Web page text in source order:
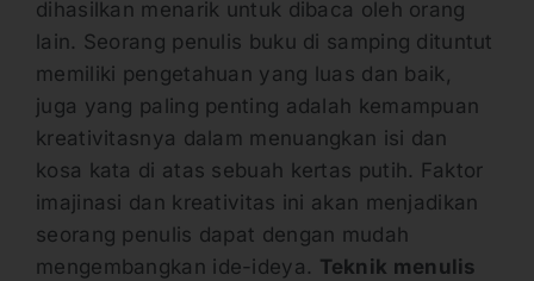
dihasilkan menarik untuk dibaca oleh orang
lain. Seorang penulis buku di samping dituntut
memiliki pengetahuan yang luas dan baik,
juga yang paling penting adalah kemampuan
kreativitasnya dalam menuangkan isi dan
kosa kata di atas sebuah kertas putih. Faktor
imajinasi dan kreativitas ini akan menjadikan
seorang penulis dapat dengan mudah
mengembangkan ide-ideya. Teknik menulis